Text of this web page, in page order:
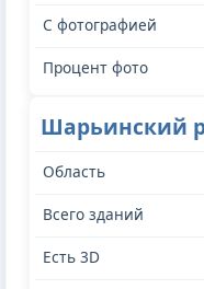
Шарьинский